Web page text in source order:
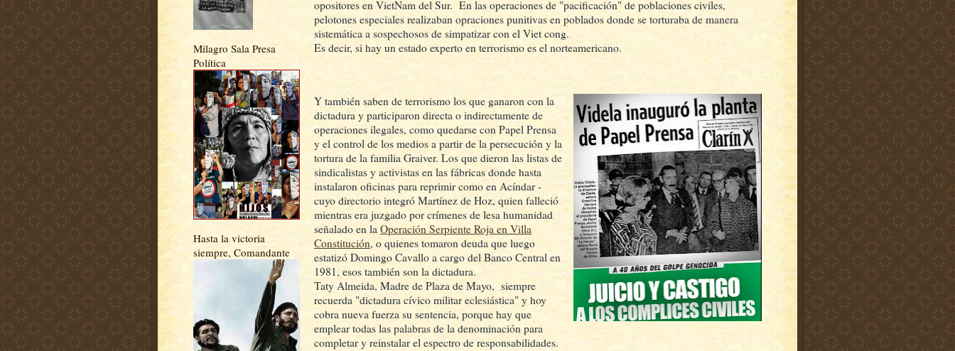
Milagro Sala Presa
Política
Hasta la victoria
siempre, Comandante
opositores en VietNam del Sur. En las operaciones de "pacificación" de poblaciones civiles,
pelotones especiales realizaban opraciones punitivas en poblados donde se torturaba de manera
sistemática a sospechosos de simpatizar con el Viet cong.
Es decir, si hay un estado experto en terrorismo es el norteamericano.
Y también saben de terrorismo los que ganaron con la
dictadura y participaron directa o indirectamente de
operaciones ilegales, como quedarse con Papel Prensa
y el control de los medios a partir de la persecución y la
tortura de la familia Graiver. Los que dieron las listas de
sindicalistas y activistas en las fábricas donde hasta
instalaron oficinas para reprimir como en Acíndar -
cuyo directorio integró Martínez de Hoz, quien falleció
mientras era juzgado por crímenes de lesa humanidad
señalado en la Operación Serpiente Roja en Villa
Constitución, o quienes tomaron deuda que luego
estatizó Domingo Cavallo a cargo del Banco Central en
1981, esos también son la dictadura.
Taty Almeida, Madre de Plaza de Mayo, siempre
recuerda "dictadura cívico militar eclesiástica" y hoy
cobra nueva fuerza su sentencia, porque hay que
emplear todas las palabras de la denominación para
completar y reinstalar el espectro de responsabilidades.